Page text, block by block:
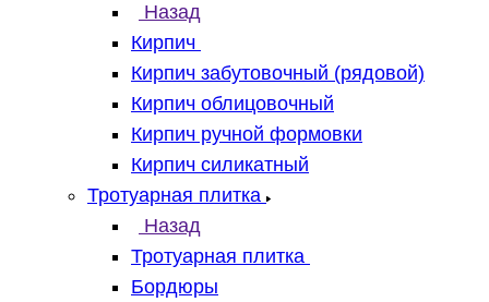
Назад
Кирпич
Кирпич забутовочный (рядовой)
Кирпич облицовочный
Кирпич ручной формовки
Кирпич силикатный
Тротуарная плитка
Назад
Тротуарная плитка
Бордюры